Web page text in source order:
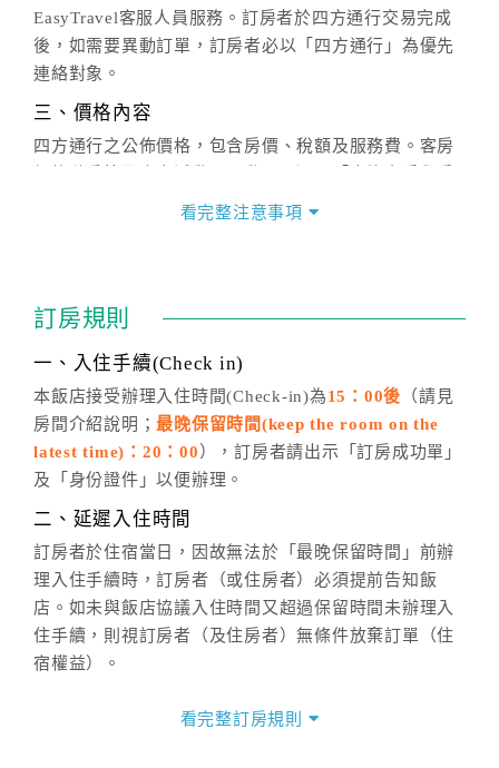
EasyTravel客服人員服務。訂房者於四方通行交易完成
後，如需要異動訂單，訂房者必以「四方通行」為優先
連絡對象。
三、價格內容
四方通行之公佈價格，包含房價、稅額及服務費。客房
價」之當日價格為標準。
話方式異動訂單。
※非客服時間之申辦異動，皆為次日計算及辦理。
五、客服時間
週一至週日，上午9:00～晚上6:00
六、聯絡方式
(07)9682715 。
看完整注意事項
訂房規則
一、入住手續(Check in)
本飯店接受辦理入住時間(Check-in)為15：00後 （請見
房間介紹說明；最晚保留時間(keep the room on the
latest time)：20：00 ），訂房者請出示「訂房成功單」
及「身份證件」以便辦理。
二、延遲入住時間
訂房者於住宿當日，因故無法於「最晚保留時間」前辦
理入住手續時，訂房者（或住房者）必須提前告知飯
店。如未與飯店協議入住時間又超過保留時間未辦理入
住手續，則視訂房者（及住房者）無條件放棄訂單（住
宿權益）。
看完整訂房規則